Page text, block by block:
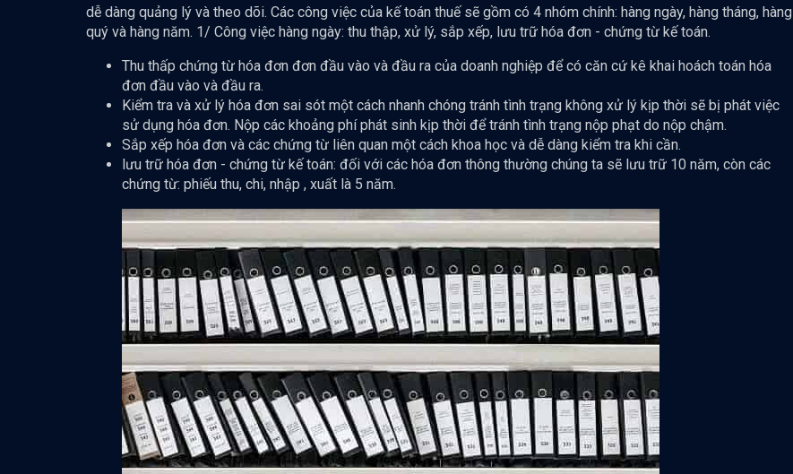
dễ dàng quảng lý và theo dõi. Các công việc của kế toán thuế sẽ gồm có 4 nhóm chính: hàng ngày, hàng tháng, hàng
quý và hàng năm. 1/ Công việc hàng ngày: thu thập, xử lý, sắp xếp, lưu trữ hóa đơn - chứng từ kế toán.
Thu thấp chứng từ hóa đơn đơn đầu vào và đầu ra của doanh nghiệp để có căn cứ kê khai hoách toán hóa
đơn đầu vào và đầu ra.
Kiểm tra và xử lý hóa đơn sai sót một cách nhanh chóng tránh tình trạng không xử lý kịp thời sẽ bị phát việc
sử dụng hóa đơn. Nộp các khoảng phí phát sinh kịp thời để tránh tình trạng nộp phạt do nộp chậm.
Sắp xếp hóa đơn và các chứng từ liên quan một cách khoa học và dễ dàng kiểm tra khi cần.
lưu trữ hóa đơn - chứng từ kế toán: đối với các hóa đơn thông thường chúng ta sẽ lưu trữ 10 năm, còn các
chứng từ: phiếu thu, chi, nhập , xuất là 5 năm.